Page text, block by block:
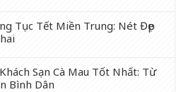
Tục Tết Miền Trung: Nét Đẹp
Sạn Cà Mau Tốt Nhất: Từ
Bình Dân